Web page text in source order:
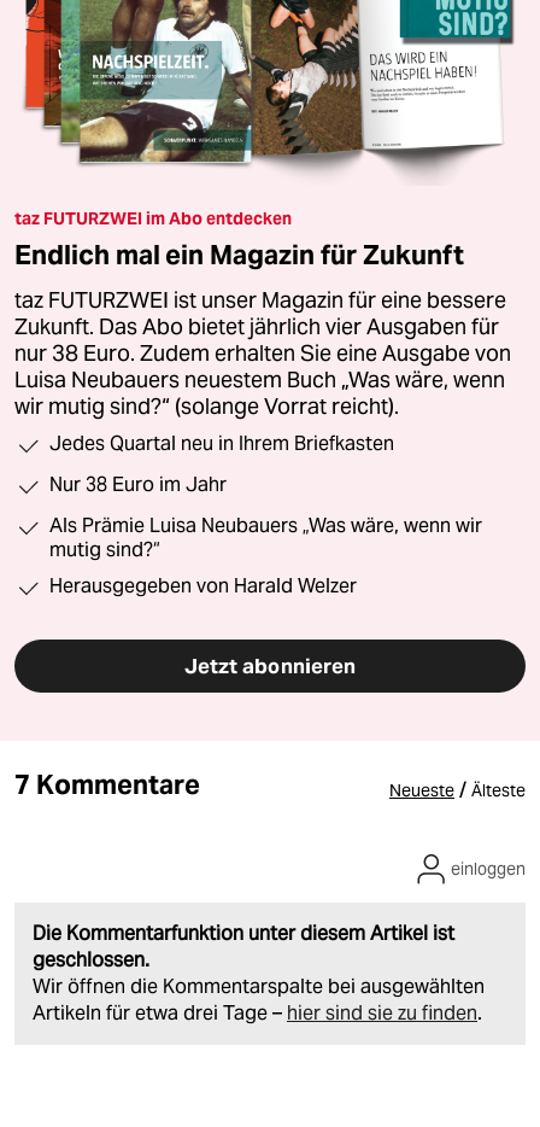
taz FUTURZWEI im Abo entdecken
Endlich mal ein Magazin für Zukunft
taz FUTURZWEI ist unser Magazin für eine bessere
Zukunft. Das Abo bietet jährlich vier Ausgaben für
nur 38 Euro. Zudem erhalten Sie eine Ausgabe von
Luisa Neubauers neuestem Buch „Was wäre, wenn
wir mutig sind?“ (solange Vorrat reicht).
Jedes Quartal neu in Ihrem Briefkasten
Nur 38 Euro im Jahr
Als Prämie Luisa Neubauers „Was wäre, wenn wir
mutig sind?“
Herausgegeben von Harald Welzer
Jetzt abonnieren
7 Kommentare Neueste / Älteste
Die Kommentarfunktion unter diesem Artikel ist
geschlossen.
Wir öffnen die Kommentarspalte bei ausgewählten
Artikeln für etwa drei Tage – hier sind sie zu finden.
einloggen